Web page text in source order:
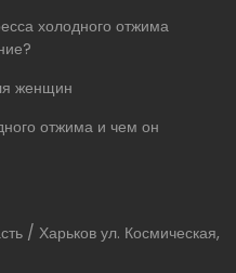
холодного отжима
женщин
отжима и чем он
/ Харьков ул. Космическая,